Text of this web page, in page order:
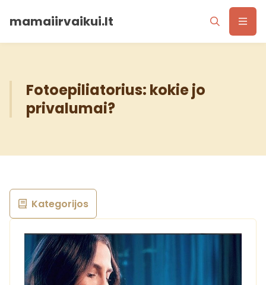
mamaiirvaikui.lt
Fotoepiliatorius: kokie jo
privalumai?
Kategorijos